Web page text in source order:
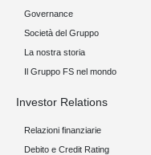
Governance
Società del Gruppo
La nostra storia
Il Gruppo FS nel mondo
Investor Relations
Relazioni finanziarie
Debito e Credit Rating